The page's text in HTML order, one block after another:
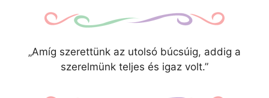
„Amíg szerettünk az utolsó búcsúig, addig a
szerelmünk teljes és igaz volt.”